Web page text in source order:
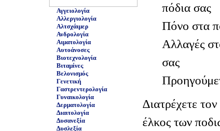
Αγγειολογία
Αλλεργιολογία
Αλτσχάιμερ
Ανδρολογία
Αιματολογία
Αυτοάνοσες
Βιοτεχνολογία
Βιταμίνες
Βελονισμός
Γενετική
Γαστρεντερολογία
Γυναικολογία
Δερματολογία
Διαιτολογία
Δυσανεξία
Δυσλεξία
πόδια σας
Πόνο στα
Αλλαγές
σας
Διατρέχετε
έλκος των